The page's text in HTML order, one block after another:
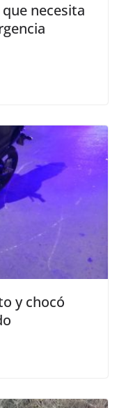
necesita
y chocó